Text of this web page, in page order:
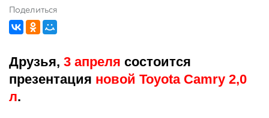
Поделиться
Друзья, 3 апреля состоится
презентация новой Toyota Camry 2,0
л.